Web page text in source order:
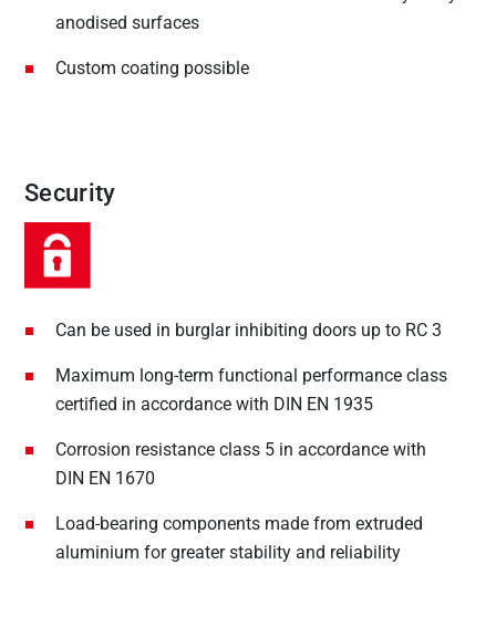
anodised surfaces
Custom coating possible
Security
Can be used in burglar inhibiting doors up to RC 3
Maximum long-term functional performance class
certified in accordance with DIN EN 1935
Corrosion resistance class 5 in accordance with
DIN EN 1670
Load-bearing components made from extruded
aluminium for greater stability and reliability